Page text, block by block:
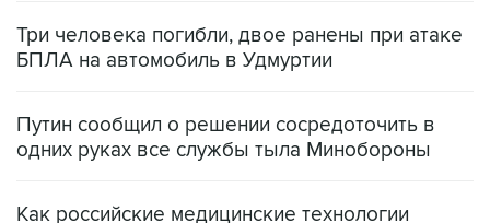
Три человека погибли, двое ранены при атаке
БПЛА на автомобиль в Удмуртии
Путин сообщил о решении сосредоточить в
одних руках все службы тыла Минобороны
Как российские медицинские технологии